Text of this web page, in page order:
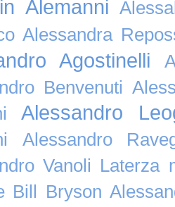
Alemanni
Alessandra
Agostinelli
Benvenuti
Alessandro
Alessandro
Vanoli Laterza
Bill Bryson